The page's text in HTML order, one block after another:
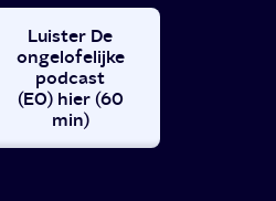
Luister De
ongelofelijke
podcast
(EO) hier (60
min)